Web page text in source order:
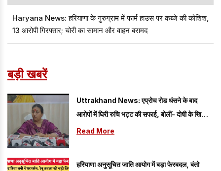
Haryana News: हरियाणा के गुरुग्राम में फार्म हाउस पर कब्जे की कोशिश,
13 आरोपी गिरफ्तार; चोरी का सामान और वाहन बरामद
बड़ी खबरें
Uttrakhand News: एप्रोच रोड धंसने के बाद
आरोपों में घिरी रुचि भट्ट की सफाई, बोलीं- दोषी के खिलाफ
कार्रवाई होगी
Read More
हरियाणा अनुसूचित जाति आयोग में बड़ा फेरबदल, बंतो